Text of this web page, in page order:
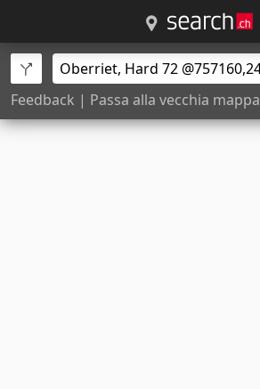
Feedback | Passa alla vecchia mappa